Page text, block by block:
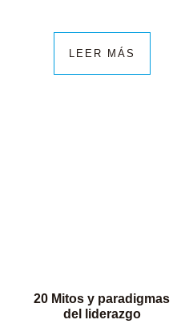
LEER MÁS
20 Mitos y paradigmas
del liderazgo